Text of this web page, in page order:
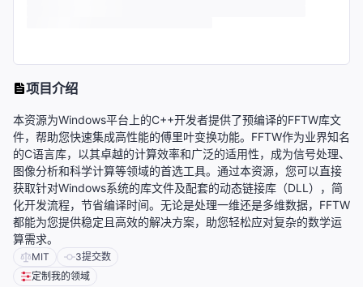
项目介绍
本资源为Windows平台上的C++开发者提供了预编译的FFTW库文
件，帮助您快速集成高性能的傅里叶变换功能。FFTW作为业界知名
的C语言库，以其卓越的计算效率和广泛的适用性，成为信号处理、
图像分析和科学计算等领域的首选工具。通过本资源，您可以直接
获取针对Windows系统的库文件及配套的动态链接库（DLL），简
化开发流程，节省编译时间。无论是处理一维还是多维数据，FFTW
都能为您提供稳定且高效的解决方案，助您轻松应对复杂的数学运
算需求。
MIT 3提交数
定制我的领域